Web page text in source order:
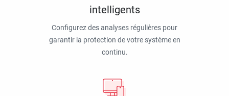
intelligents
Configurez des analyses régulières pour
garantir la protection de votre système en
continu.